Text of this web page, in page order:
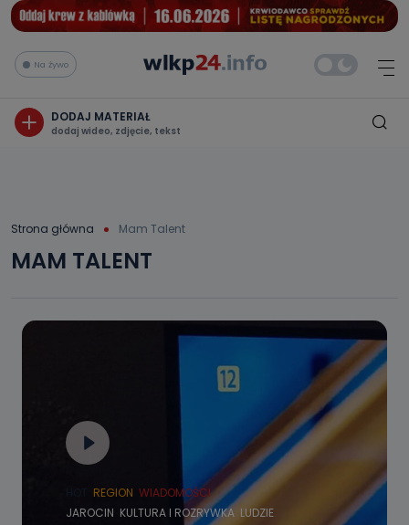
Na żywo
DODAJ MATERIAŁ
dodaj wideo, zdjęcie, tekst
Strona główna Mam Talent
MAM TALENT
REGION WIADOMOŚCI
JAROCIN KULTURA I ROZRYWKA LUDZIE